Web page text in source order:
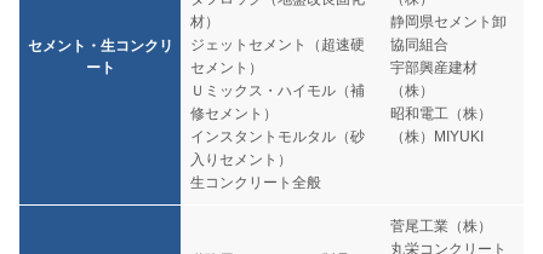
セメント・生コンクリ
ート
材）
ジェットセメント（超速硬
セメント）
Ｕミックス・ハイモル（補
修セメント）
インスタントモルタル（砂
入りセメント）
生コンクリート全般
静岡県セメント卸
協同組合
宇部興産建材
（株）
昭和電工（株）
（株）MIYUKI
菅尾工業（株）
丸栄コンクリート